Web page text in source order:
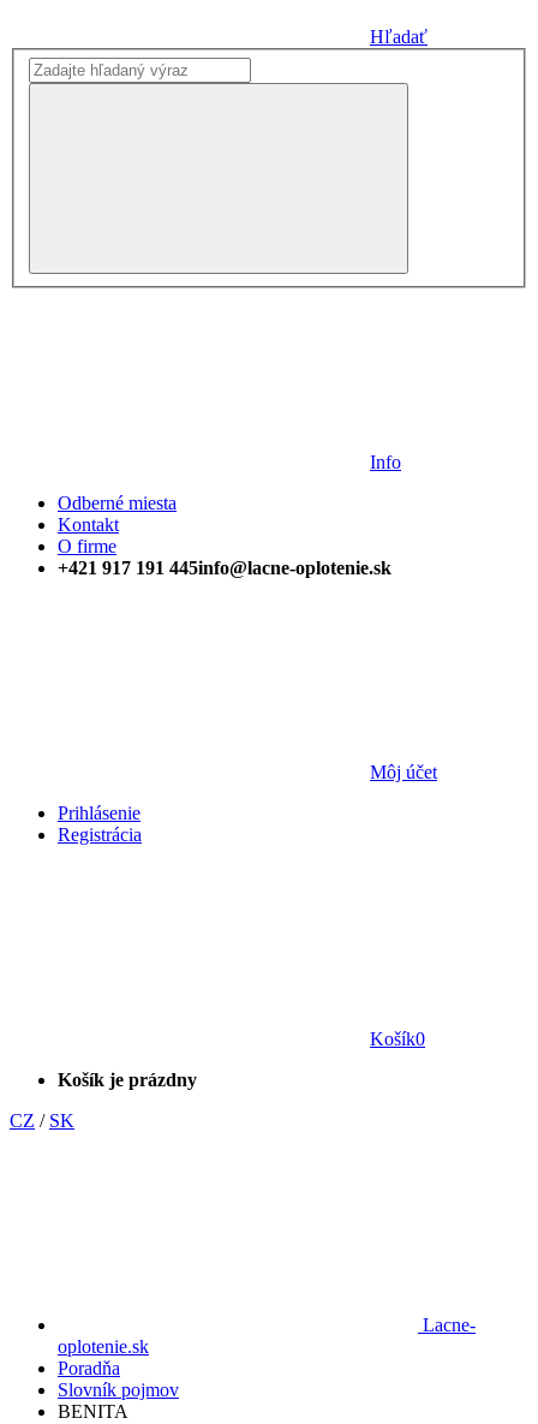
Hľadať
Info
Odberné miesta
Kontakt
O firme
+421 917 191 445info@lacne-oplotenie.sk
Môj účet
Prihlásenie
Registrácia
Košík0
Košík je prázdny
CZ / SK
Lacne-
oplotenie.sk
Poradňa
Slovník pojmov
BENITA